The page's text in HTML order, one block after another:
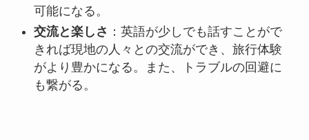
可能になる。
交流と楽しさ ：英語が少しでも話すことがで
きれば現地の人々との交流ができ、旅行体験
がより豊かになる。また、トラブルの回避に
も繋がる。